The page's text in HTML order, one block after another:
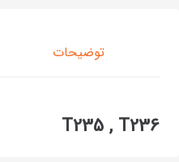
توضیحات
T235 , T236